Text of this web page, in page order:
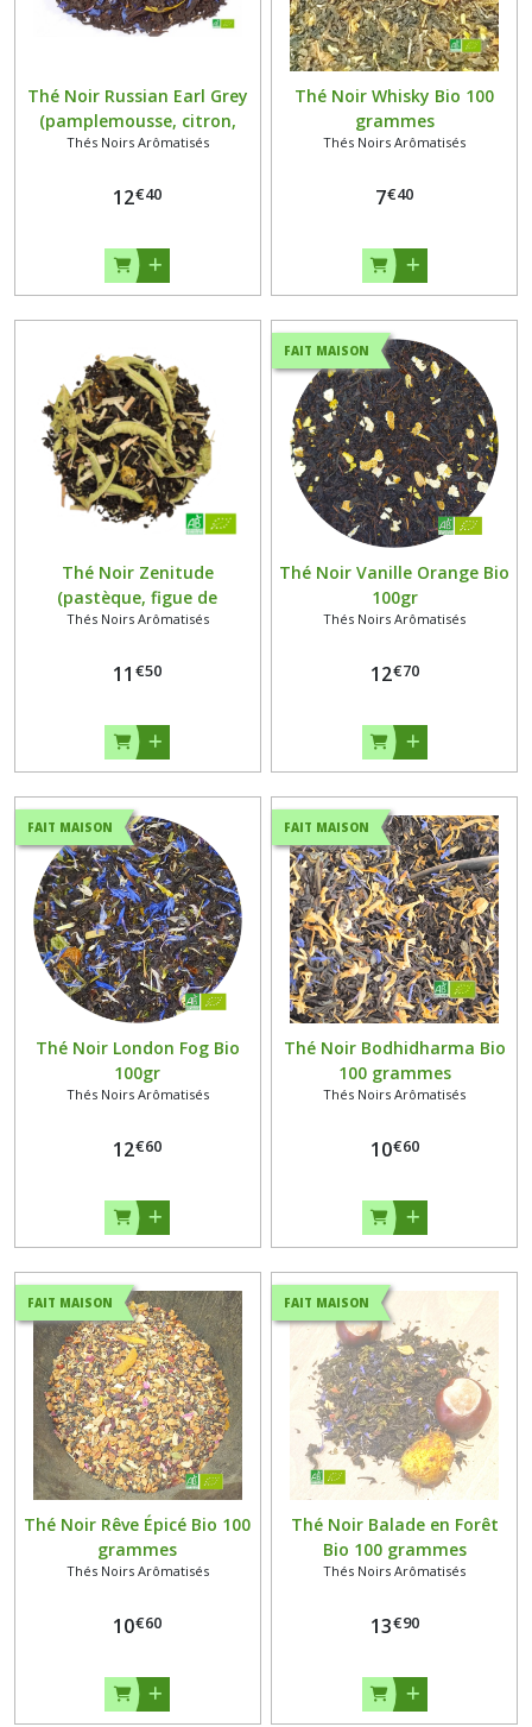
Thé Noir Russian Earl Grey
(pamplemousse, citron,
bergamote) Bio 100
Thés Noirs Arômatisés
12€40
Thé Noir Whisky Bio 100
grammes
Thés Noirs Arômatisés
7€40
Thé Noir Zenitude
(pastèque, figue de
barbarie) Bio 100 grammes
Thés Noirs Arômatisés
11 €50
FAIT MAISON
Thé Noir Vanille Orange Bio
100gr
Thés Noirs Arômatisés
12€70
FAIT MAISON
Thé Noir London Fog Bio
100gr
Thés Noirs Arômatisés
12€60
FAIT MAISON
Thé Noir Bodhidharma Bio
100 grammes
Thés Noirs Arômatisés
10€60
FAIT MAISON
Thé Noir Rêve Épicé Bio 100
grammes
Thés Noirs Arômatisés
10€60
FAIT MAISON
Thé Noir Balade en Forêt
Bio 100 grammes
Thés Noirs Arômatisés
13€90